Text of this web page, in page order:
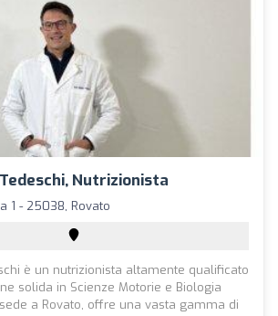
Nutrizionista
1 - 25038, Rovato
è un nutrizionista altamente qualificato
solida in Scienze Motorie e Biologia
a Rovato, offre una vasta gamma di